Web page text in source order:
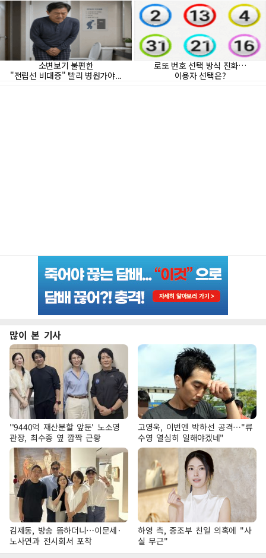
많이 본 기사
''9440억 재산분할 앞둔' 노소영
관장, 최수종 옆 깜짝 근황
고영욱, 이번엔 박하선 공격…"류
수영 열심히 일해야겠네"
김제동, 방송 뜸하더니…이문세·
노사연과 전시회서 포착
하영 측, 증조부 친일 의혹에 "사
실 무근"